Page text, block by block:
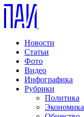
Новости
Статьи
Фото
Видео
Инфографика
Рубрики
Политика
Экономика